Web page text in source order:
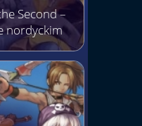
Second –
nordyckim